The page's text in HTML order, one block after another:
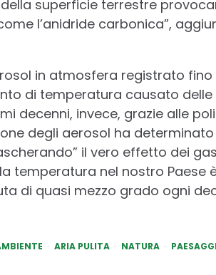
superficie terrestre
l’anidride carbonica”,
in atmosfera registrato fino
di temperatura causato
decenni, invece, grazie alle
degli aerosol ha
il vero effetto dei
la temperatura nel nostro
di quasi mezzo grado ogni
ARIA PULITA NATURA